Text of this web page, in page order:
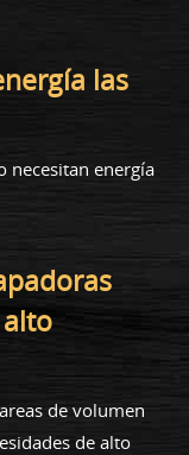
las
necesitan energía
de volumen
de alto